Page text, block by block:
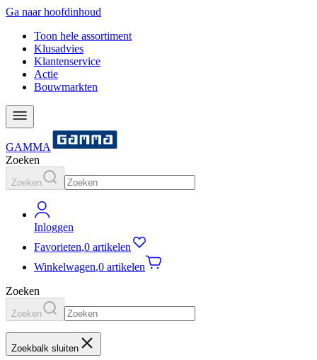
Ga naar hoofdinhoud
Toon hele assortiment
Klusadvies
Klantenservice
Actie
Bouwmarkten
GAMMA
Zoeken
Zoeken
Inloggen
Favorieten,0 artikelen
Winkelwagen,0 artikelen
Zoeken
Zoeken
Zoekbalk sluiten